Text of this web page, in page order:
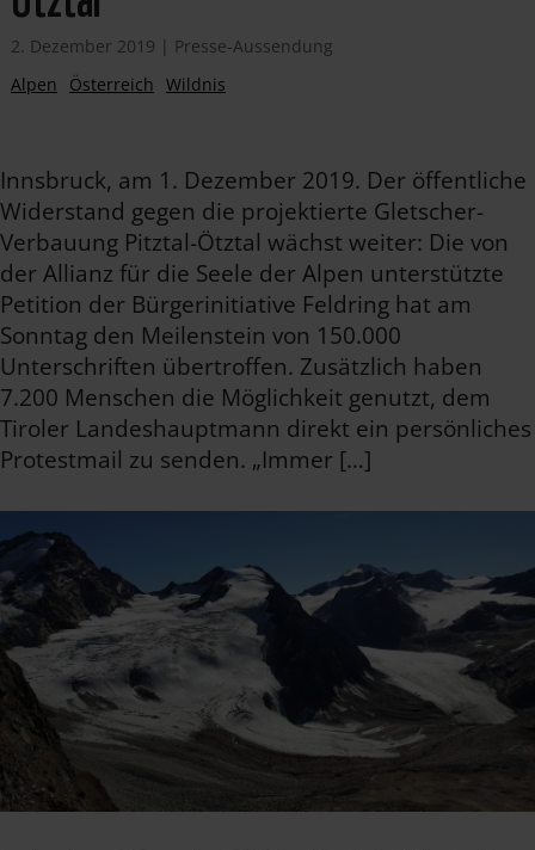
2. Dezember 2019 | Presse-Aussendung
Alpen
Österreich Wildnis
Innsbruck, am 1. Dezember 2019. Der öffentliche
Widerstand gegen die projektierte Gletscher-
Verbauung Pitztal-Ötztal wächst weiter: Die von
der Allianz für die Seele der Alpen unterstützte
Petition der Bürgerinitiative Feldring hat am
Sonntag den Meilenstein von 150.000
Unterschriften übertroffen. Zusätzlich haben
7.200 Menschen die Möglichkeit genutzt, dem
Tiroler Landeshauptmann direkt ein persönliches
Protestmail zu senden. „Immer […]